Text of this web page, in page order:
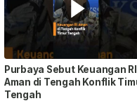
Purbaya Sebut Keuangan RI
Aman di Tengah Konflik
Tengah